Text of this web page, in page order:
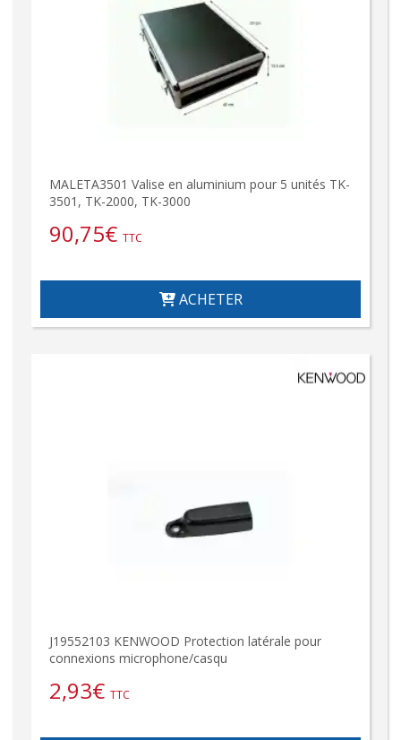
MALETA3501 Valise en aluminium pour 5 unités TK-
3501, TK-2000, TK-3000
90,75€ TTC
ACHETER
J19552103 KENWOOD Protection latérale pour
connexions microphone/casqu
2,93€ TTC